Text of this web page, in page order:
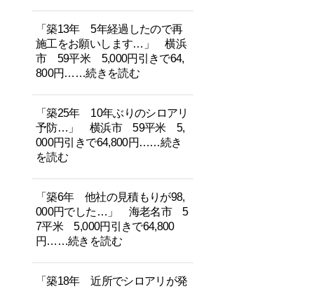
「築13年 5年経過したので再
施工をお願いします…」 横浜
市 59平米 5,000円引きで64,
800円……続きを読む
「築25年 10年ぶりのシロアリ
予防…」 横浜市 59平米 5,
000円引きで64,800円……続き
を読む
「築6年 他社の見積もりが98,
000円でした…」 海老名市 5
7平米 5,000円引きで64,800
円……続きを読む
「築18年 近所でシロアリが発